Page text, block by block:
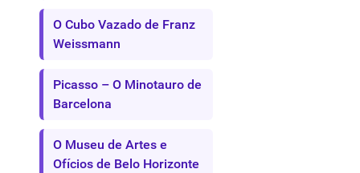
O Cubo Vazado de Franz
Weissmann
Picasso – O Minotauro de
Barcelona
O Museu de Artes e
Ofícios de Belo Horizonte